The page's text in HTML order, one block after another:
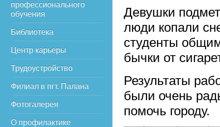
профессионального
обучения
Библиотека
Центр карьеры
Трудоустройство
Филиал в пгт. Палана
Фотогалерея
О профилактике
Девушки
люди копали
студенты
бычки от
Результаты
были очень
помочь городу.